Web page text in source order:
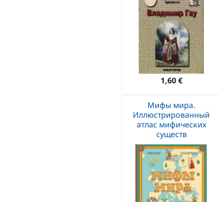
1,60 €
Мифы мира.
Иллюстрированный
атлас мифических
существ